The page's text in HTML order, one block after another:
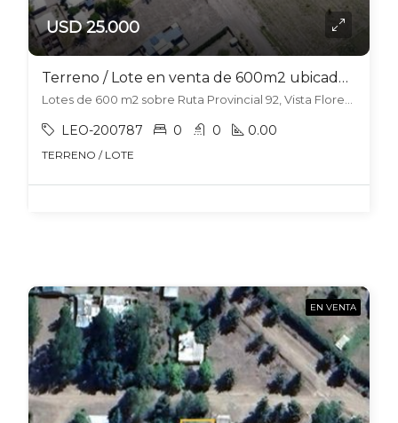
USD 25.000
Terreno / Lote en venta de 600m2 ubicado en Vista Flores
Lotes de 600 m2 sobre Ruta Provincial 92, Vista Flores, Tunuyán
LEO-200787 0 0 0.00
TERRENO / LOTE
EN VENTA